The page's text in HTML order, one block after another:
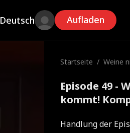
Deutsch Aufladen
Startseite / Weine
Episode 49 -
kommt!
Handlung der